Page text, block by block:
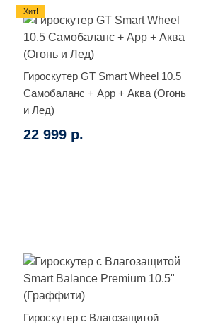
Гироскутер GT Smart Wheel 10.5
Самобаланс + App + Аква (Огонь
и Лед)
22 999 р.
Хит!
Гироскутер с Влагозащитой